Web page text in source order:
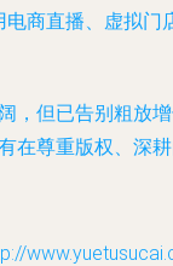
商直播、虚拟门
，但已告别粗放
在尊重版权、深